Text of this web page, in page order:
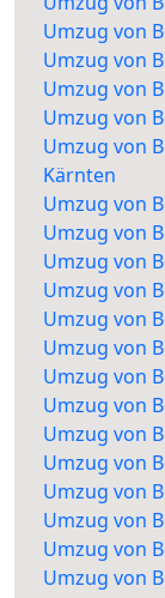
Umzug von
Umzug von
Umzug von
Umzug von
Umzug von
Kärnten
Umzug von
Umzug von
Umzug von
Umzug von
Umzug von
Umzug von
Umzug von
Umzug von
Umzug von
Umzug von
Umzug von
Umzug von
Umzug von
Umzug von